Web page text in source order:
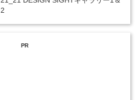
2
PR